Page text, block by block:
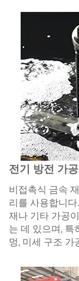
전기 방전 가
비접촉식 금속
리를 사용합니
재나 기타 가공
는 데 있으며, 특
멍, 미세 구조 가